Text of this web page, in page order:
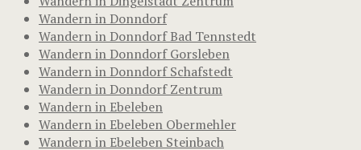
Wandern in Donndorf
Wandern in Donndorf Bad Tennstedt
Wandern in Donndorf Gorsleben
Wandern in Donndorf Schafstedt
Wandern in Donndorf Zentrum
Wandern in Ebeleben
Wandern in Ebeleben Obermehler
Wandern in Ebeleben Steinbach